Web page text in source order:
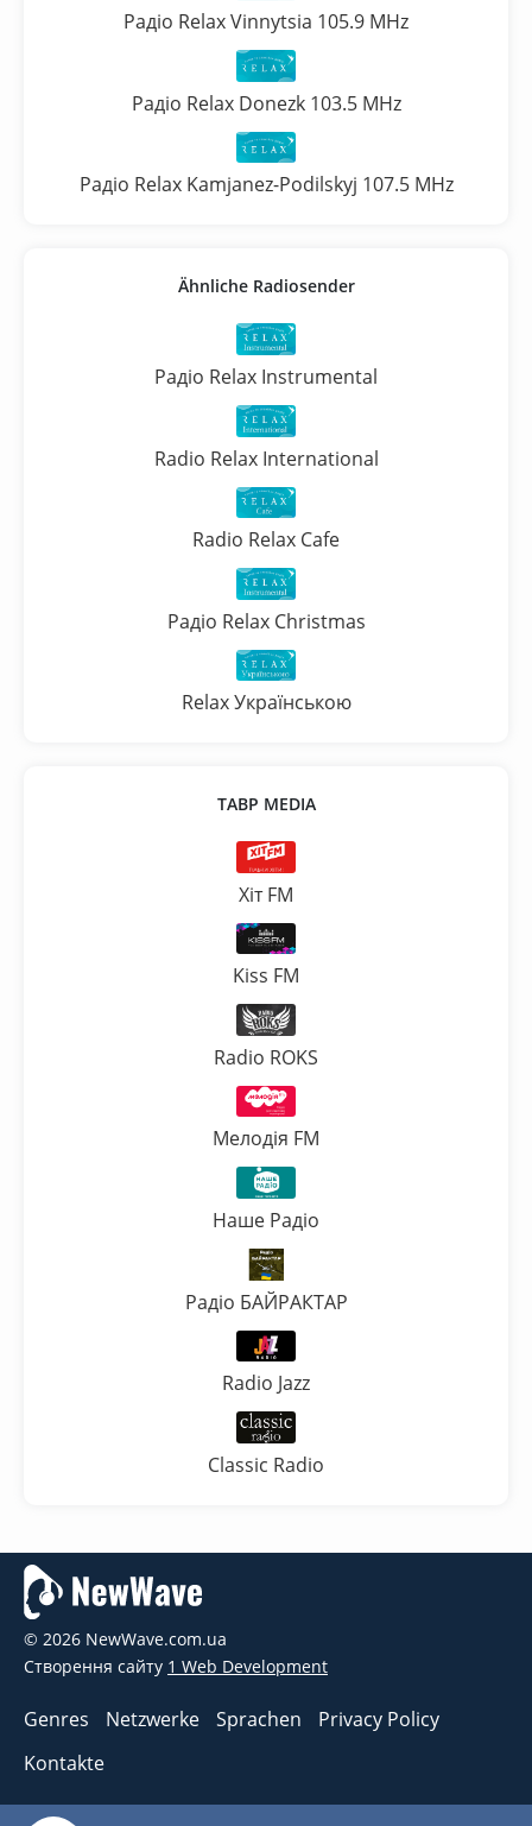
Радіо Relax Vinnytsia 105.9 MHz
Радіо Relax Donezk 103.5 MHz
Радіо Relax Kamjanez-Podilskyj 107.5 MHz
Ähnliche Radiosender
Радіо Relax Instrumental
Radio Relax International
Radio Relax Cafe
Радіо Relax Christmas
Relax Українською
ТАВР MEDIA
Хіт FM
Kiss FM
Radio ROKS
Мелодія FM
Наше Радіо
Радіо БАЙРАКТАР
Radio Jazz
Classic Radio
© 2026 NewWave.com.ua
Створення сайту 1 Web Development
Genres Netzwerke Sprachen
Privacy Policy
Kontakte